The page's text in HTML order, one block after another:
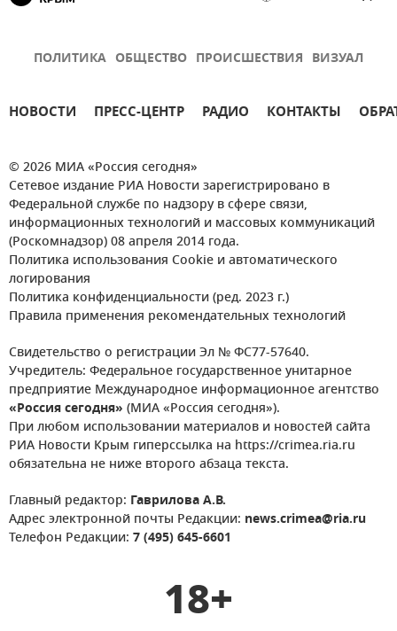
ПОЛИТИКА ОБЩЕСТВО ПРОИСШЕСТВИЯ ВИЗУАЛ
НОВОСТИ ПРЕСС-ЦЕНТР РАДИО КОНТАКТЫ
© 2026 МИА «Россия сегодня»
Сетевое издание РИА Новости зарегистрировано в
Федеральной службе по надзору в сфере связи,
информационных технологий и массовых коммуникаций
(Роскомнадзор) 08 апреля 2014 года.
Политика использования Cookie и автоматического
логирования
Политика конфиденциальности (ред. 2023 г.)
Правила применения рекомендательных технологий
Свидетельство о регистрации Эл № ФС77-57640.
Учредитель: Федеральное государственное унитарное
предприятие Международное информационное агентство
«Россия сегодня» (МИА «Россия сегодня»).
При любом использовании материалов и новостей сайта
РИА Новости Крым гиперссылка на https://crimea.ria.ru
обязательна не ниже второго абзаца текста.
Главный редактор: Гаврилова А.В.
Адрес электронной почты Редакции: news.crimea@ria.ru
Телефон Редакции: 7 (495) 645-6601
18+